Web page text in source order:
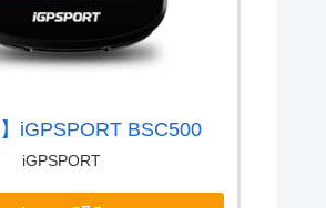
】iGPSPORT BSC500
iGPSPORT